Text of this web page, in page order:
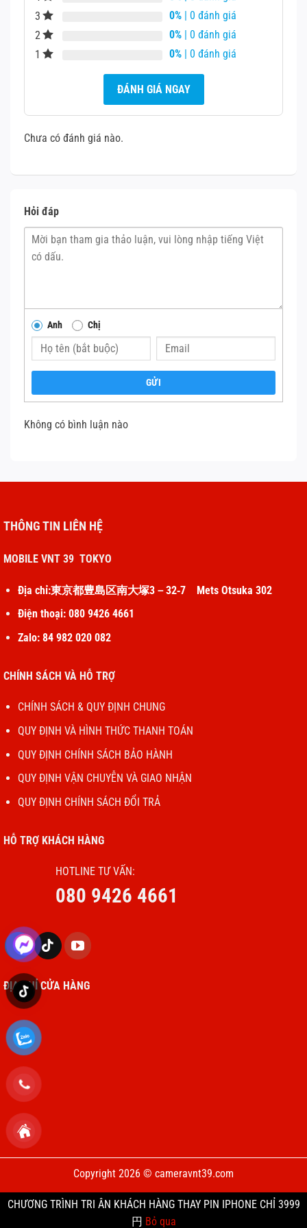
Đảm bảo rằng ốp lưng hoặc các phụ
kiện khác không gây áp lực hoặc cản trở hoạt
động của nút nguồn.
Khởi động lại hoặc khôi phục cài đặt gốc:
Mô tả: Trong một số trường hợp, lỗi phần
Liên hệ trung tâm sửa chữa uy tín:
được thay thế. Hãy mang thiết bị đến trung
tâm bảo hành Apple hoặc cơ sở sửa chữa uy
tín để được kiểm tra và sửa chữa.
Thay cáp nút nguồn IPhone 12 mini
với môi trường ẩm ướt, cùng với việc sử dụng các tính
3
0% | 0 đánh giá
2
0% | 0 đánh giá
1
0% | 0 đánh giá
ĐÁNH GIÁ NGAY
Chưa có đánh giá nào.
Hỏi đáp
Anh Chị
GỬI
Không có bình luận nào
THÔNG TIN LIÊN HỆ
MOBILE VNT 39 TOKYO
Địa chỉ:東京都豊島区南大塚3－32‐7 Mets Otsuka 302
Điện thoại: 080 9426 4661
Zalo: 84 982 020 082
CHÍNH SÁCH VÀ HỖ TRỢ
CHÍNH SÁCH & QUY ĐỊNH CHUNG
QUY ĐỊNH VÀ HÌNH THỨC THANH TOÁN
QUY ĐỊNH CHÍNH SÁCH BẢO HÀNH
QUY ĐỊNH VẬN CHUYỄN VÀ GIAO NHẬN
QUY ĐỊNH CHÍNH SÁCH ĐỔI TRẢ
HỖ TRỢ KHÁCH HÀNG
HOTLINE TƯ VẤN:
080 9426 4661
ĐỊA CHỈ CỬA HÀNG
Copyright 2026 © cameravnt39.com
CHƯƠNG TRÌNH TRI ÂN KHÁCH HÀNG THAY PIN IPHONE CHỈ 3999
円 Bỏ qua